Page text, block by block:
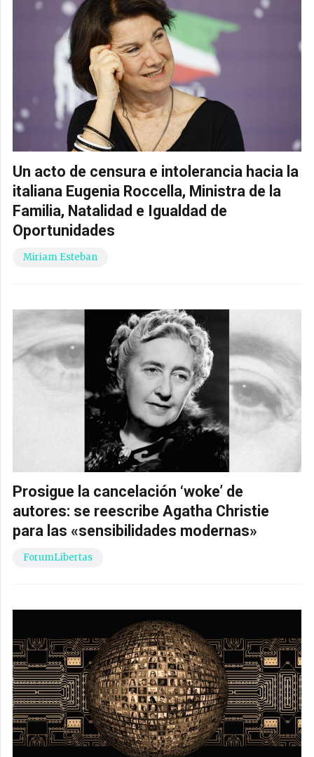
Un acto de censura e intolerancia hacia la
italiana Eugenia Roccella, Ministra de la
Familia, Natalidad e Igualdad de
Oportunidades
Miriam Esteban
Prosigue la cancelación ‘woke’ de
autores: se reescribe Agatha Christie
para las «sensibilidades modernas»
ForumLibertas